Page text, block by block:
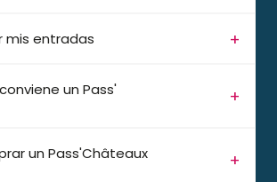
mis entradas
un Pass'
un Pass'Châteaux